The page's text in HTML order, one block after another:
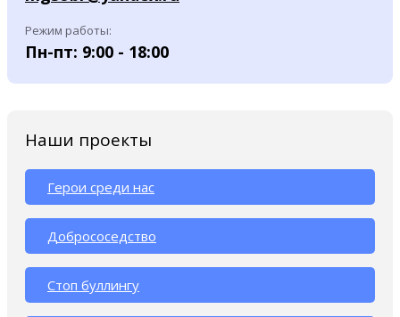
Режим работы:
Пн-пт: 9:00 - 18:00
Наши проекты
Герои среди нас
Добрососедство
Стоп буллингу